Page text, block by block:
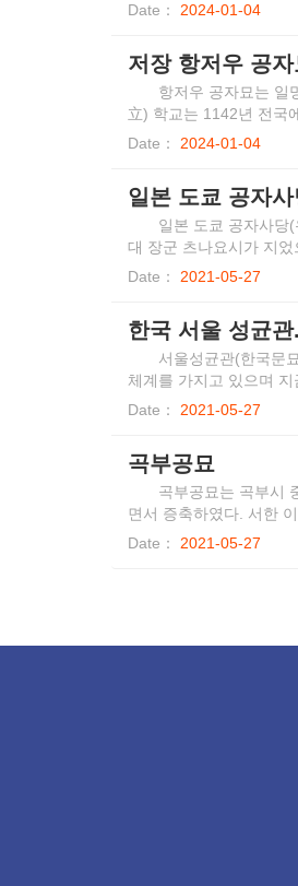
Date：
2024-01-04
저장 항저우 공자
항저우 공자묘는 일
立) 학교는 1142년 전국
의 대가인 이공린(李公
Date： 2024-01-04
일본 도쿄 공자사
일본 도쿄 공자사당
대 장군 츠나요시가 지
소였다. 1797년에 도쿠
상지 이기도 하다.
Date： 2021-05-27
한국 서울 성균관.
서울성균관(한국문
체계를 가지고 있으며
있고 현재 저명한 성균
Date： 2021-05-27
곡부공묘
곡부공묘는 곡부시
면서 증축하였다. 서한
대 규모로 되었다. 현존
Date： 2021-05-27